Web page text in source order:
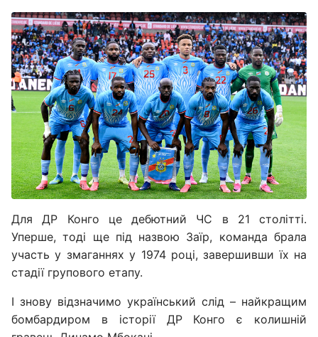
Для ДР Конго це дебютний ЧС в 21 столітті.
Уперше, тоді ще під назвою Заїр, команда брала
участь у змаганнях у 1974 році, завершивши їх на
стадії групового етапу.
І знову відзначимо український слід – найкращим
бомбардиром в історії ДР Конго є колишній